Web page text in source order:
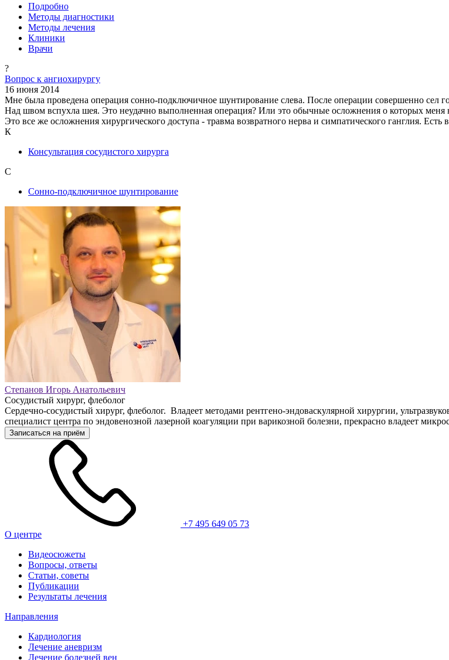
Подробно
Методы диагностики
Методы лечения
Клиники
Врачи
?
Вопрос к ангиохирургу
16 июня 2014
Мне была проведена операция сонно-подключичное шунтирование слева. После операции совершенно сел
Над швом вспухла шея. Это неудачно выполненная операция? Или это обычные осложнения о которых меня
Это все же осложнения хирургического доступа - травма возвратного нерва и симпатического ганглия. Есть
К
Консультация сосудистого хирурга
С
Сонно-подключичное шунтирование
Степанов Игорь Анатольевич
Сосудистый хирург, флеболог
Сердечно-сосудистый хирург, флеболог. Владеет методами рентгено-эндоваскулярной хирургии,
специалист центра по эндовенозной лазерной коагуляции при варикозной болезни, прекрасно владеет
Записаться на приём
+7 495 649 05 73
О центре
Видеосюжеты
Вопросы, ответы
Статьи, советы
Публикации
Результаты лечения
Направления
Кардиология
Лечение аневризм
Лечение болезней вен